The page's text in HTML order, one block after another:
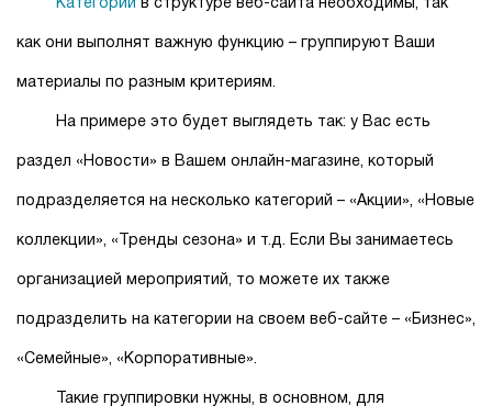
Категории в структуре веб-сайта необходимы, так
как они выполнят важную функцию ­– группируют Ваши
материалы по разным критериям.
На примере это будет выглядеть так: у Вас есть
раздел «Новости» в Вашем онлайн-магазине, который
подразделяется на несколько категорий – «Акции», «Новые
коллекции», «Тренды сезона» и т.д. Если Вы занимаетесь
организацией мероприятий, то можете их также
подразделить на категории на своем веб-сайте – «Бизнес»,
«Семейные», «Корпоративные».
Такие группировки нужны, в основном, для